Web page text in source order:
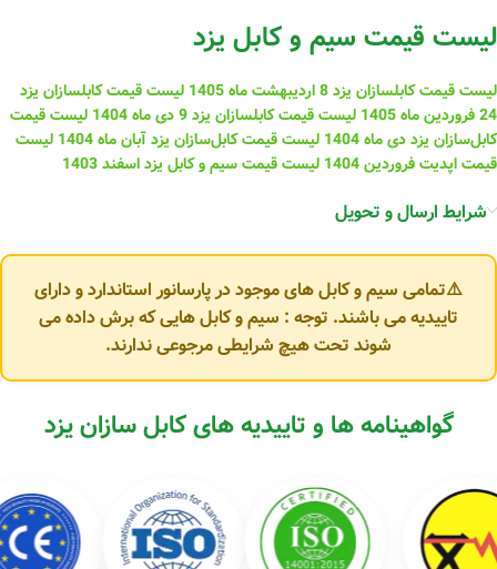
لیست قیمت سیم و کابل یزد
لیست قیمت کابلسازان یزد 8 اردیبهشت ماه 1405
لیست قیمت کابلسازان یزد
24 فروردین ماه 1405
لیست قیمت کابلسازان یزد 9 دی ماه 1404
لیست قیمت
کابل‌سازان یزد دی ماه 1404
لیست قیمت کابل‌سازان یزد آبان ماه 1404
لیست
قیمت اپدیت فروردین 1404
لیست قیمت سیم و کابل یزد اسفند 1403
شرایط ارسال و تحویل
⚠️تمامی سیم و کابل های موجود در پارسانور استاندارد و دارای
تاییدیه می باشند. توجه : سیم و کابل هایی که برش داده می
شوند تحت هیچ شرایطی مرجوعی ندارند.
گواهینامه ها و تاییدیه های کابل سازان یزد